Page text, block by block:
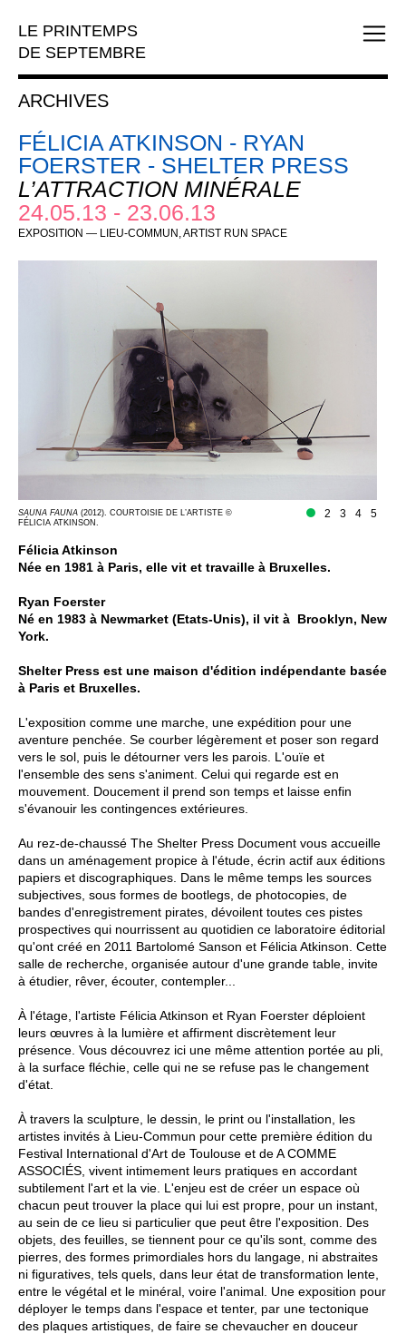
LE PRINTEMPS
DE SEPTEMBRE
ARCHIVES
FÉLICIA ATKINSON - RYAN
FOERSTER - SHELTER PRESS
L’ATTRACTION MINÉRALE
24.05.13 - 23.06.13
EXPOSITION — LIEU-COMMUN, ARTIST RUN SPACE
SAUNA FAUNA (2012). COURTOISIE DE L’ARTISTE ©
FÉLICIA ATKINSON.
5
4
3
2
Félicia Atkinson
Née en 1981 à Paris, elle vit et travaille à Bruxelles.
Ryan Foerster
Né en 1983 à Newmarket (Etats-Unis), il vit à Brooklyn, New
York.
Shelter Press est une maison d'édition indépendante basée
à Paris et Bruxelles.​
L'exposition comme une marche, une expédition pour une
aventure penchée. Se courber légèrement et poser son regard
vers le sol, puis le détourner vers les parois. L'ouïe et
l'ensemble des sens s'animent. Celui qui regarde est en
mouvement. Doucement il prend son temps et laisse enfin
s'évanouir les contingences extérieures.
Au rez-de-chaussé The Shelter Press Document vous accueille
dans un aménagement propice à l'étude, écrin actif aux éditions
papiers et discographiques. Dans le même temps les sources
subjectives, sous formes de bootlegs, de photocopies, de
bandes d'enregistrement pirates, dévoilent toutes ces pistes
prospectives qui nourrissent au quotidien ce laboratoire éditorial
qu'ont créé en 2011 Bartolomé Sanson et Félicia Atkinson. Cette
salle de recherche, organisée autour d'une grande table, invite
à étudier, rêver, écouter, contempler...
À l'étage, l'artiste Félicia Atkinson et Ryan Foerster déploient
leurs œuvres à la lumière et affirment discrètement leur
présence. Vous découvrez ici une même attention portée au pli,
à la surface fléchie, celle qui ne se refuse pas le changement
d'état.
À travers la sculpture, le dessin, le print ou l'installation, les
artistes invités à Lieu-Commun pour cette première édition du
Festival International d'Art de Toulouse et de A COMME
ASSOCIÉS, vivent intimement leurs pratiques en accordant
subtilement l'art et la vie. L'enjeu est de créer un espace où
chacun peut trouver la place qui lui est propre, pour un instant,
au sein de ce lieu si particulier que peut être l'exposition. Des
objets, des feuilles, se tiennent pour ce qu'ils sont, comme des
pierres, des formes primordiales hors du langage, ni abstraites
ni figuratives, tels quels, dans leur état de transformation lente,
entre le végétal et le minéral, voire l'animal. Une exposition pour
déployer le temps dans l'espace et tenter, par une tectonique
des plaques artistiques, de faire se chevaucher en douceur